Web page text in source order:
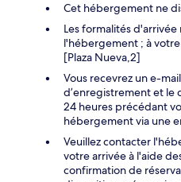
Cet hébergement ne
Les formalités
l'hébergement ; à
[Plaza Nueva,2]
Vous recevrez un e-
d’enregistrement et le
24 heures précédant
hébergement via une
Veuillez contacter
votre arrivée à l'aide
confirmation de